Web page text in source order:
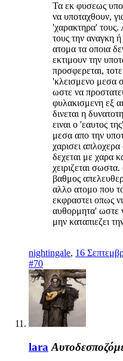
Τα εκ φυσεως
να υποταχθουν,
'χαρακτηρα' τους.
τους την αναγκη
ατομα τα οποια
εκτιμουν την
προσφερεται,
'κλεισμενο μεσα
ωστε να
φυλακισμενη εξ
δινεται η
ειναι ο 'εαυτος
μεσα απο την
χαρισει
δεχεται με χαρα
χειριζεται
βαθμος
αλλο ατομο που
εκφραστει οπως
αυθορμητα' ωστε
μην καταπιεζει
nightingale, 16
#70
lara